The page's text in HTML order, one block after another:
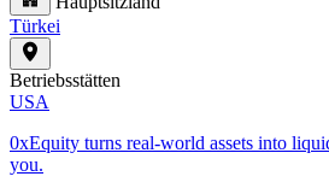
Türkei
Betriebsstätten
USA
0xEquity turns real-world assets into
you.